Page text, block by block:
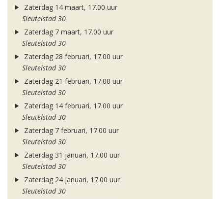
Zaterdag 14 maart, 17.00 uur
Sleutelstad 30
Zaterdag 7 maart, 17.00 uur
Sleutelstad 30
Zaterdag 28 februari, 17.00 uur
Sleutelstad 30
Zaterdag 21 februari, 17.00 uur
Sleutelstad 30
Zaterdag 14 februari, 17.00 uur
Sleutelstad 30
Zaterdag 7 februari, 17.00 uur
Sleutelstad 30
Zaterdag 31 januari, 17.00 uur
Sleutelstad 30
Zaterdag 24 januari, 17.00 uur
Sleutelstad 30